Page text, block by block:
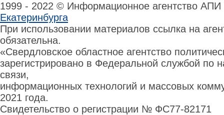
1999 - 2022 © Информационное агентство
Екатеринбурга
При использовании материалов ссылка на
обязательна.
«Свердловское областное агентство
зарегистрировано в Федеральной службой по
связи,
информационных технологий и массовых
2021 года.
Свидетельство о регистрации № ФС77-82171